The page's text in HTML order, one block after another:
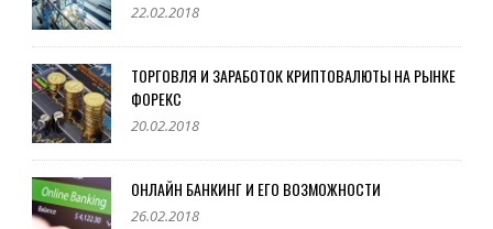
22.02.2018
ТОРГОВЛЯ И ЗАРАБОТОК КРИПТОВАЛЮТЫ НА РЫНКЕ
ФОРЕКС
20.02.2018
ОНЛАЙН БАНКИНГ И ЕГО ВОЗМОЖНОСТИ
26.02.2018